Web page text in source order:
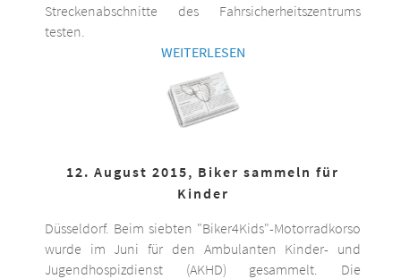
Streckenabschnitte des Fahrsicherheitszentrums
testen.
WEITERLESEN
12. August 2015, Biker sammeln für
Kinder
Düsseldorf. Beim siebten "Biker4Kids"-Motorradkorso
wurde im Juni für den Ambulanten Kinder- und
Jugendhospizdienst (AKHD) gesammelt. Die